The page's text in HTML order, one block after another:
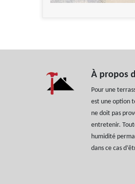
À propos
Pour une
est une option
ne doit pas
entretenir.
humidité
dans ce cas